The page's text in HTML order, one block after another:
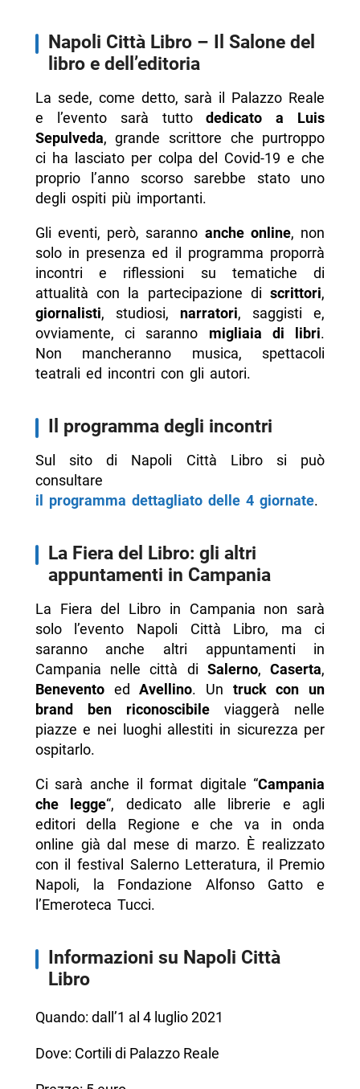
Napoli Città Libro – Il Salone del
libro e dell’editoria
La sede, come detto, sarà il Palazzo Reale
e l’evento sarà tuttodedicato a Luis
Sepulveda, grande scrittore che purtroppo
ci ha lasciato per colpa del Covid-19 e che
proprio l’anno scorso sarebbe stato uno
degli ospiti più importanti.
Gli eventi, però, saranno anche online, non
solo in presenza ed il programma proporrà
incontri e riflessioni su tematiche di
attualità con la partecipazione discrittori,
giornalisti, studiosi, narratori, saggisti e,
ovviamente, ci saranno migliaia di libri.
Non mancheranno musica, spettacoli
teatrali ed incontri con gli autori.
Il programma degli incontri
Sul sito di Napoli Città Libro si può
consultare
il programma dettagliato delle 4 giornate.
La Fiera del Libro: gli altri
appuntamenti in Campania
La Fiera del Libro in Campania non sarà
solo l’evento Napoli Città Libro, ma ci
saranno anche altri appuntamenti in
Campania nelle città di Salerno,Caserta,
BeneventoedAvellino. Un truck con un
brand ben riconoscibile viaggerà nelle
piazze e nei luoghi allestiti in sicurezza per
ospitarlo.
Ci sarà anche il format digitale “Campania
che legge“, dedicato alle librerie e agli
editori della Regione e che va in onda
online già dal mese di marzo. È realizzato
con il festival Salerno Letteratura, il Premio
Napoli, la Fondazione Alfonso Gatto e
l’Emeroteca Tucci.
Informazioni su Napoli Città
Libro
Quando: dall’1 al 4 luglio 2021
Dove: Cortili di Palazzo Reale